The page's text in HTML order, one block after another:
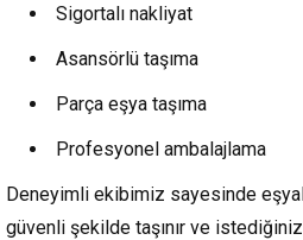
Sigortalı nakliyat
Asansörlü taşıma
Parça eşya taşıma
Profesyonel ambalajlama
Deneyimli ekibimiz sayesinde
güvenli şekilde taşınır ve